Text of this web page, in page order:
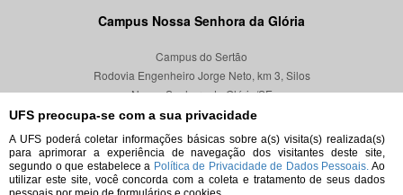
UFS preocupa-se com a sua privacidade
A UFS poderá coletar informações básicas sobre a(s) visita(s) realizada(s)
para aprimorar a experiência de navegação dos visitantes deste site,
segundo o que estabelece a Política de Privacidade de Dados Pessoais. Ao
utilizar este site, você concorda com a coleta e tratamento de seus dados
Campus Nossa Senhora da Glória
Campus do Sertão
Rodovia Engenheiro Jorge Neto, km 3, Silos
Nossa Senhora da Glória/SE
CEP 49680-000
Localização